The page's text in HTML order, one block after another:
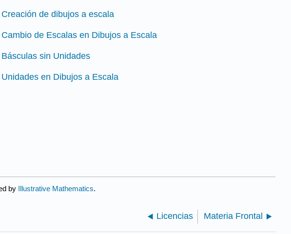
de dibujos a escala
de Escalas en Dibujos a Escala
sin Unidades
en Dibujos a Escala
by Illustrative Mathematics.
Licencias Materia Frontal